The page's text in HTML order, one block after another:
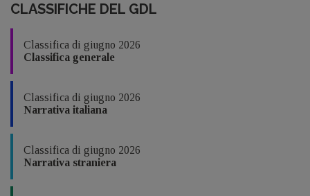
CLASSIFICHE DEL GDL
Classifica di giugno 2026
Classifica generale
Classifica di giugno 2026
Narrativa italiana
Classifica di giugno 2026
Narrativa straniera